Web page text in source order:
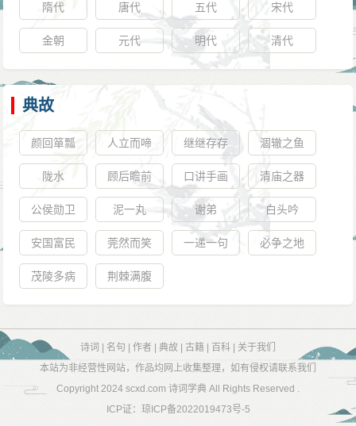
隋代 唐代 五代 宋代
金朝 元代 明代 清代
典故
颜回箪瓢 人立而啼 继继存存 涸辙之鱼
陇水 顾后瞻前 口讲手画 清庙之器
公侯勋卫 泥一丸 谢弟 白头吟
安国富民 莞然而笑 一递一句 必争之地
茂陵多病 荆棘满腹
诗词 名句 作者 典故 古籍 百科
关于我们
本站为非经营性网站，作品均网上收集整理，如有侵权请联系我们
Copyright 2024 scxd.com 诗词学典 All Rights Reserved .
ICP证： 琼ICP备2022019473号-5